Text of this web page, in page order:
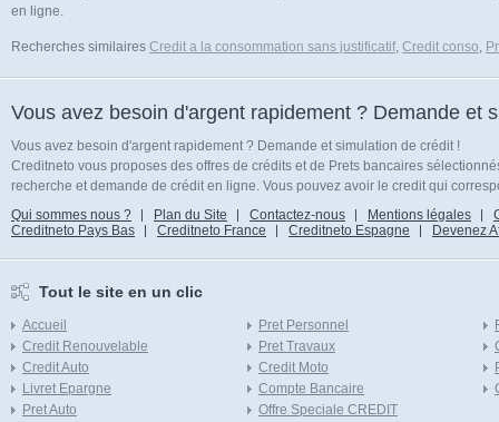
en ligne.
Recherches similaires Credit a la consommation sans justificatif, Credit conso,
Vous avez besoin d'argent rapidement ? Demande et
Vous avez besoin d'argent rapidement ? Demande et simulation de crédit !
Creditneto vous proposes des offres de crédits et de Prets bancaires
recherche et demande de crédit en ligne. Vous pouvez avoir le credit qui
Qui sommes nous ?
Plan du Site Contactez-nous Mentions légales
Creditneto Pays Bas
Creditneto France Creditneto Espagne Devenez
Tout le site en un clic
Accueil
Credit Renouvelable
Credit Auto
Livret Epargne
Pret Auto
Pret Personnel
Pret Travaux
Credit Moto
Compte Bancaire
Offre Speciale CREDIT